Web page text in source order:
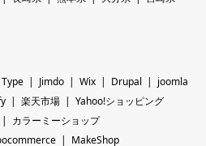
Jimdo Wix Drupal
joomla
楽天市場
Yahoo!ショッピング
カラーミーショップ
MakeShop